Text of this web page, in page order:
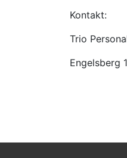
Kontakt:
Trio
Engelsberg